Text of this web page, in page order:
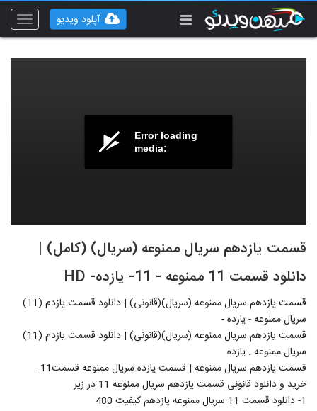
Toggle
آپلود ویدیو
Error loading
media:
قسمت یازدهم سریال ممنوعه (سریال) (کامل) |
دانلود قسمت 11 ممنوعه - 11- یازده- HD
قسمت یازدهم سریال ممنوعه (سریال)(قانونی) | دانلود قسمت یازدم (11)
سریال ممنوعه - یازده -
قسمت یازدهم سریال ممنوعه (سریال)(قانونی) | دانلود قسمت یازدم (11)
سریال ممنوعه . یازده
قسمت یازدهم سریال ممنوعه | قسمت یازده سریال ممنوعه قسمت11 .
خرید و دانلود قانونی قسمت یازدهم سریال ممنوعه 11 در زیر
1- دانلود قسمت 11 سریال ممنوعه یازدهم کیفیت 480